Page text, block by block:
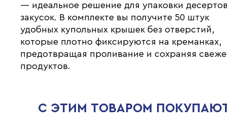
— идеальное решение для упаковки
закусок. В комплекте вы получите 50 штук
удобных купольных крышек без отверстий,
которые плотно фиксируются на креманках,
предотвращая проливание и сохраняя
продуктов.
С ЭТИМ ТОВАРОМ